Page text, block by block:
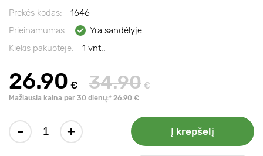
Prekės kodas:
1646
Prieinamumas:
Yra sandėlyje
Kiekis pakuotėje:
1 vnt..
26.90 € 34.90 €
Mažiausia kaina per 30 dienų:* 26.90 €
- + Į krepšelį